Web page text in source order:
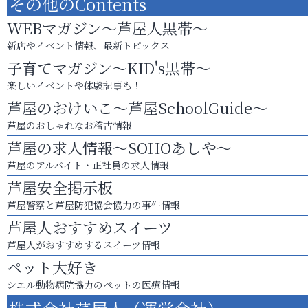
WEBマガジン～芦屋人黒帯～
新店やイベント情報、最新トピックス
子育てマガジン～KID's黒帯～
楽しいイベントや体験記事も！
芦屋のおけいこ～芦屋SchoolGuide～
芦屋のおしゃれなお稽古情報
芦屋の求人情報～SOHOあしや～
芦屋のアルバイト・正社員の求人情報
芦屋安全掲示板
芦屋警察と芦屋防犯協会協力の事件情報
芦屋人おすすめスイーツ
芦屋人がおすすめするスイーツ情報
ペット大好き
シエル動物病院協力のペットの医療情報